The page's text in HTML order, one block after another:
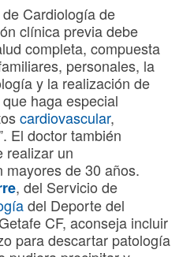
Cardiología de
clínica previa debe
completa, compuesta
personales, la
y la realización de
haga especial
cardiovascular,
El doctor también
realizar un
mayores de 30 años.
, del Servicio de
del Deporte del
CF, aconseja incluir
para descartar patología